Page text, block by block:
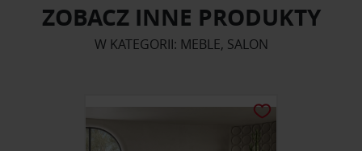
ZOBACZ INNE PRODUKTY
W KATEGORII: MEBLE, SALON